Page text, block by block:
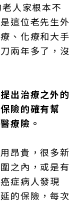
人家根本不
這位老先生外
、化療和大手
兩年多了，沒
出治療之外的
險的確有幫
療險。
昂貴，很多新
之內，或是有
症病人發現
的保險，每次